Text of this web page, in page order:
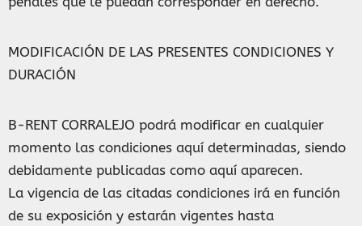
MODIFICACIÓN DE LAS PRESENTES CONDICIONES Y
DURACIÓN
B-RENT CORRALEJO podrá modificar en cualquier
momento las condiciones aquí determinadas, siendo
debidamente publicadas como aquí aparecen.
La vigencia de las citadas condiciones irá en función
de su exposición y estarán vigentes hasta